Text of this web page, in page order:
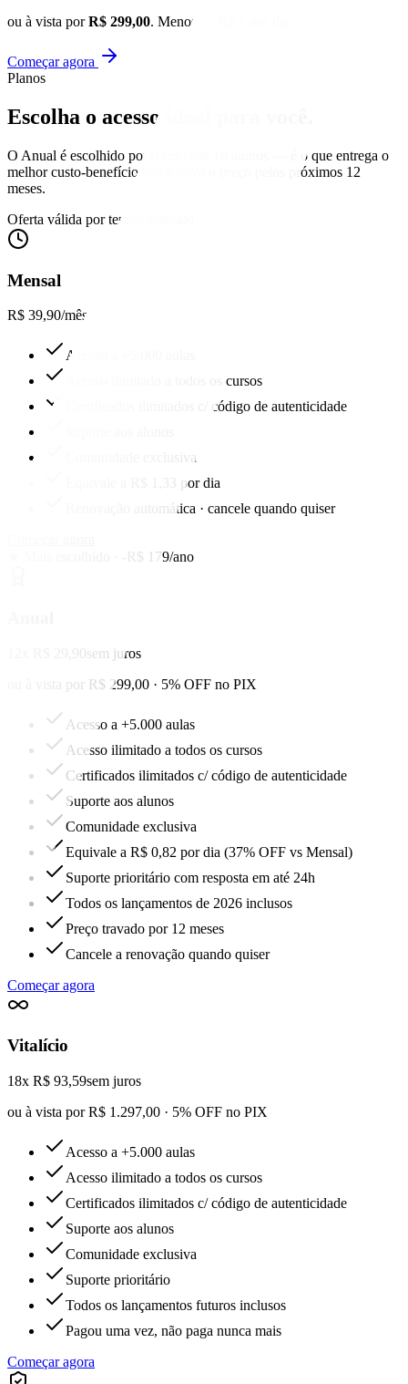
ou à vista porR$ 299,00. Menos de R$ 1 por dia.
Começar agora
Planos
Escolha o acesso
O Anual é escolhido por 9 em cada 10 alunos — é o que entrega o
melhor custo-benefício real e trava o preço pelos próximos 12
meses.
Oferta válida por tempo limitado
Mensal
R$ 39,90/mês
Acesso a +5.000 aulas
Acesso ilimitado a todos os cursos
Certificados ilimitados c/ código de autenticidade
Comunidade exclusiva
Equivale a R$ 1,33 por dia
Renovação automática · cancele quando quiser
★ Mais escolhido · -R$ 179/ano
12x R$ 29,90sem juros
ou à vista por R$ 299,00 · 5% OFF no PIX
Acesso a +5.000 aulas
Acesso ilimitado a todos os cursos
Certificados ilimitados c/ código de autenticidade
Suporte aos alunos
Comunidade exclusiva
Equivale a R$ 0,82 por dia (37% OFF vs Mensal)
Suporte prioritário com resposta em até 24h
Todos os lançamentos de 2026 inclusos
Preço travado por 12 meses
Cancele a renovação quando quiser
Começar agora
Vitalício
18x R$ 93,59sem juros
ou à vista por R$ 1.297,00 · 5% OFF no PIX
Acesso a +5.000 aulas
Acesso ilimitado a todos os cursos
Certificados ilimitados c/ código de autenticidade
Suporte aos alunos
Comunidade exclusiva
Suporte prioritário
Todos os lançamentos futuros inclusos
Pagou uma vez, não paga nunca mais
Começar agora